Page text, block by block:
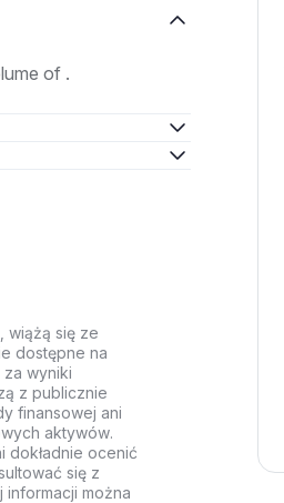
of .
wiążą się ze
dostępne na
wyniki
z publicznie
finansowej ani
aktywów.
dokładnie ocenić
się z
można